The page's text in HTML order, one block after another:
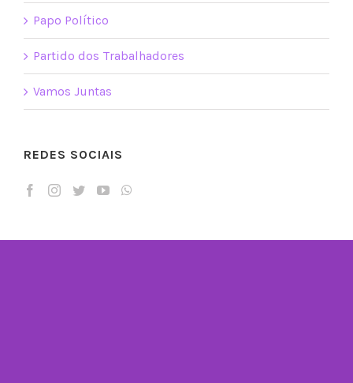
Papo Político
Partido dos Trabalhadores
Vamos Juntas
REDES SOCIAIS